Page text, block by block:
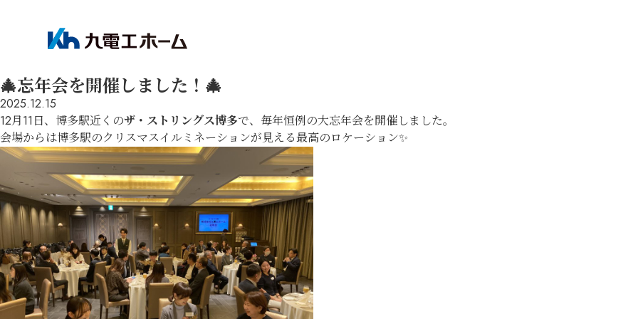
🎄忘年会を開催しました！🎄
2025.12.15
12月11日、博多駅近くのザ・ストリングス博多で、毎年恒例の大忘年会を開催しました。
会場からは博多駅のクリスマスイルミネーションが見える最高のロケーション✨